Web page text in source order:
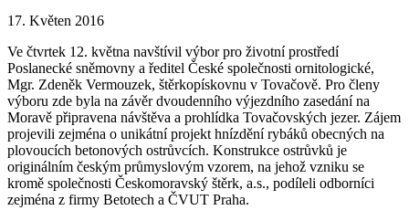
17. Květen 2016
Ve čtvrtek 12. května navštívil výbor pro životní prostředí
Poslanecké sněmovny a ředitel České společnosti ornitologické,
Mgr. Zdeněk Vermouzek, štěrkopískovnu v Tovačově. Pro členy
výboru zde byla na závěr dvoudenního výjezdního zasedání na
Moravě připravena návštěva a prohlídka Tovačovských jezer. Zájem
projevili zejména o unikátní projekt hnízdění rybáků obecných na
plovoucích betonových ostrůvcích. Konstrukce ostrůvků je
originálním českým průmyslovým vzorem, na jehož vzniku se
kromě společnosti Českomoravský štěrk, a.s., podíleli odborníci
zejména z firmy Betotech a ČVUT Praha.